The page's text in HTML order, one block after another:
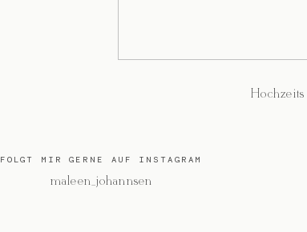
FOLGT MIR GERNE AUF INSTAGRAM
@maleen_johannsen